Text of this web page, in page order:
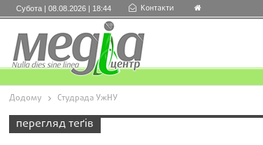
Субота | 08.08.2026 | 18:44 Контакти
Додому Студрада УжНУ
перегляд теґів